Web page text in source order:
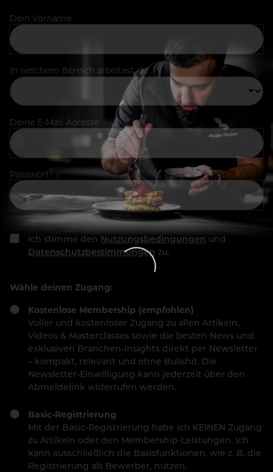
Dein Vorname
In welchem Bereich arbeitest du
Deine E-Mail Adresse
Passwort
Ich stimme den Nutzungsbedingungen und
Datenschutzbestimmungen zu.
Wähle deinen Zugang:
Kostenlose Membership (empfohlen)
Voller und kostenloser Zugang zu allen Artikeln,
Videos & Masterclasses sowie die besten News und
exklusiven Branchen-Insights direkt per Newsletter
– kompakt, relevant und ohne Bullshit. Die
Newsletter-Einwilligung kann jederzeit über den
Abmeldelink widerrufen werden.
Basic-Registrierung
Mit der Basic-Registrierung habe ich KEINEN Zugang
zu Artikeln oder den Membership-Leistungen. Ich
kann ausschließlich die Basisfunktionen, wie z. B. die
Registrierung als Bewerber, nutzen.